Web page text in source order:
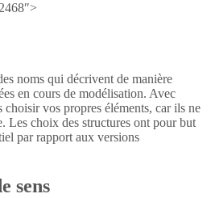
noms qui décrivent de manière
en cours de modélisation. Avec
vos propres éléments, car ils ne
Les choix des structures ont pour but
par rapport aux versions
sens